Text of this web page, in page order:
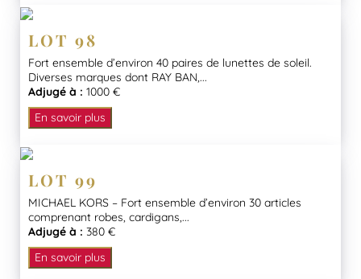
LOT 98
Fort ensemble d’environ 40 paires de lunettes de soleil.
Diverses marques dont RAY BAN,...
Adjugé à : 1000 €
En savoir plus
LOT 99
MICHAEL KORS – Fort ensemble d’environ 30 articles
comprenant robes, cardigans,...
Adjugé à : 380 €
En savoir plus